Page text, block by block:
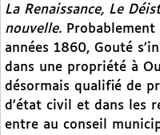
La Renaissance, Le
nouvelle.
années 1860, Gouté
dans une propriété à
désormais qualifié de
d’état civil et dans les
entre au conseil